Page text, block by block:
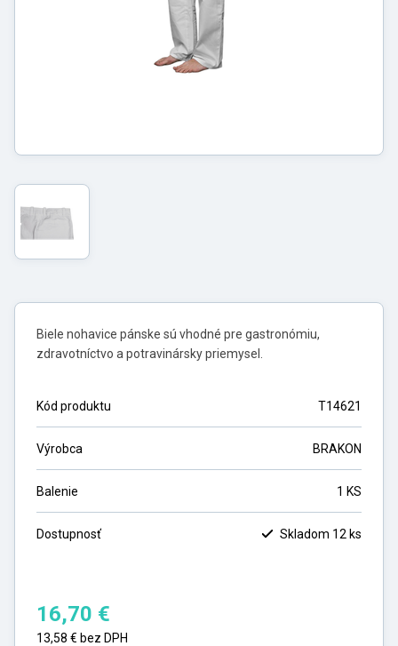
Biele nohavice pánske sú vhodné pre gastronómiu,
zdravotníctvo a potravinársky priemysel.
Kód produktu T14621
Výrobca BRAKON
Balenie 1 KS
Dostupnosť Skladom 12 ks
16,70 €
13,58 € bez DPH